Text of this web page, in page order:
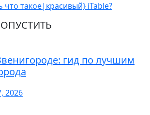
что такое|красивый} iTable?
гид по лучшим
2026